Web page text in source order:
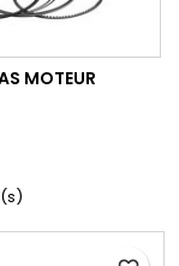
MOTEUR